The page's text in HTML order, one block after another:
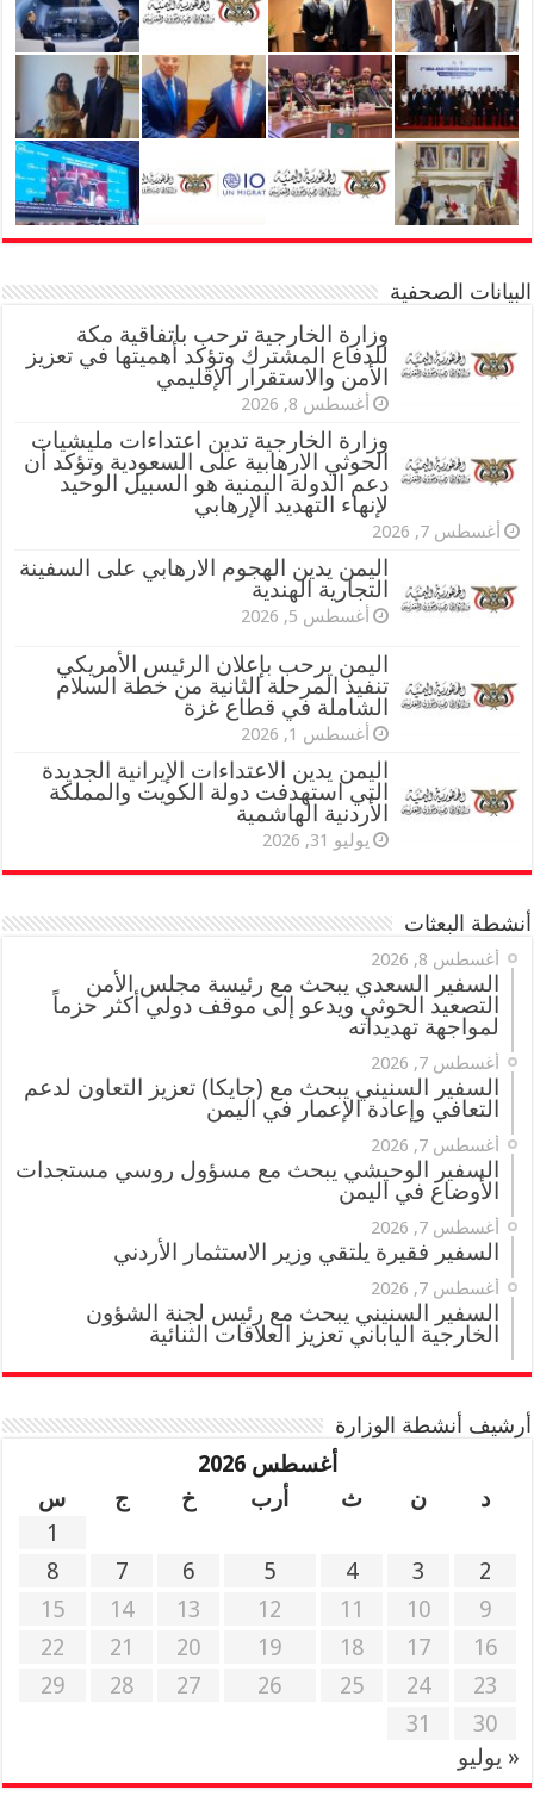
البيانات الصحفية
وزارة الخارجية ترحب باتفاقية مكة
للدفاع المشترك وتؤكد أهميتها في تعزيز
الأمن والاستقرار الإقليمي
أغسطس 8, 2026
وزارة الخارجية تدين اعتداءات مليشيات
الحوثي الارهابية على السعودية وتؤكد أن
دعم الدولة اليمنية هو السبيل الوحيد
لإنهاء التهديد الإرهابي
أغسطس 7, 2026
اليمن يدين الهجوم الارهابي على السفينة
التجارية الهندية
أغسطس 5, 2026
اليمن يرحب بإعلان الرئيس الأمريكي
تنفيذ المرحلة الثانية من خطة السلام
الشاملة في قطاع غزة
أغسطس 1, 2026
اليمن يدين الاعتداءات الإيرانية الجديدة
التي استهدفت دولة الكويت والمملكة
الأردنية الهاشمية
يوليو 31, 2026
أنشطة البعثات
أغسطس 8, 2026
السفير السعدي يبحث مع رئيسة مجلس الأمن
التصعيد الحوثي ويدعو إلى موقف دولي أكثر حزماً
لمواجهة تهديداته
أغسطس 7, 2026
السفير السنيني يبحث مع (جايكا) تعزيز التعاون لدعم
التعافي وإعادة الإعمار في اليمن
أغسطس 7, 2026
السفير الوحيشي يبحث مع مسؤول روسي مستجدات
الأوضاع في اليمن
أغسطس 7, 2026
السفير فقيرة يلتقي وزير الاستثمار الأردني
أغسطس 7, 2026
السفير السنيني يبحث مع رئيس لجنة الشؤون
الخارجية الياباني تعزيز العلاقات الثنائية
أرشيف أنشطة الوزارة
أغسطس 2026
د
ن ث أرب خ ج
س
1
2
3
4
5
6
7
8
9
10
11
12
13
14
15
16
17
18
19
20
21
22
23
24
25
26
27
28
29
30
31
« يوليو